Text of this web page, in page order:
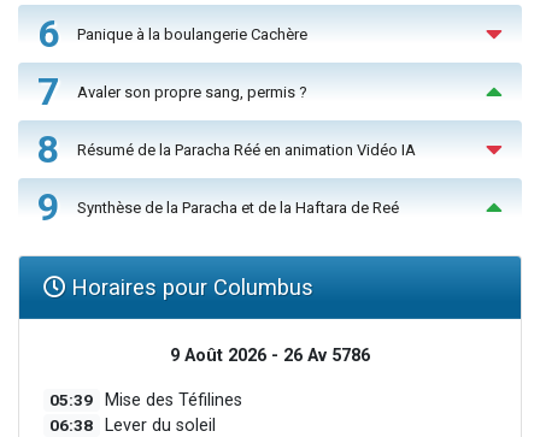
6 Panique à la boulangerie Cachère
7 Avaler son propre sang, permis ?
8 Résumé de la Paracha Réé en animation Vidéo IA
9 Synthèse de la Paracha et de la Haftara de Reé
Horaires pour Columbus
9 Août 2026 - 26 Av 5786
05:39 Mise des Téfilines
06:38 Lever du soleil